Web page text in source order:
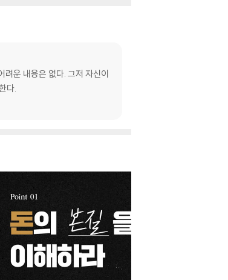
운 내용은 없다. 그저 자신이
다.